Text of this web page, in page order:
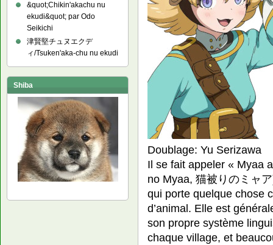
Doublage: Yu Serizawa
Il se fait appeler « Myaa
no Myaa, 猫被りのミャ
qui porte quelque chose
d’animal. Elle est
son propre système
chaque village, et
&quot;Chikin'akachu nu
ekudi&quot; par Odo
Seikichi
津賢堅チュヌエクデ
ィ/Tsuken'aka-chu nu ekudi
Shiba